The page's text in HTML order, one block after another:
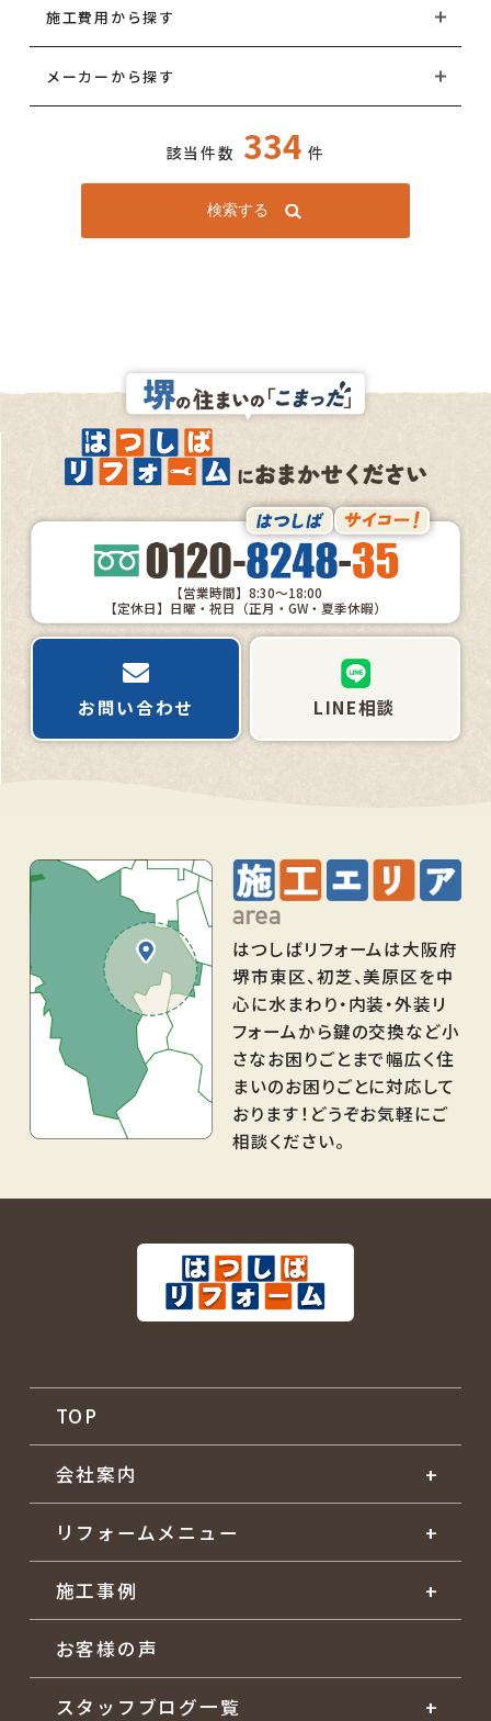
施工費用から探す
メーカーから探す
該当件数 334 件
検索する
【営業時間】8:30～18:00
【定休日】日曜・祝日（正月・GW・夏季休暇）
お問い合わせ LINE相談
はつしばリフォームは大阪府
堺市東区、初芝、美原区を中
心に水まわり・内装・外装リ
フォームから鍵の交換など小
さなお困りごとまで幅広く住
まいのお困りごとに対応して
おります！どうぞお気軽にご
相談ください。
TOP
会社案内
リフォームメニュー
施工事例
お客様の声
スタッフブログ一覧